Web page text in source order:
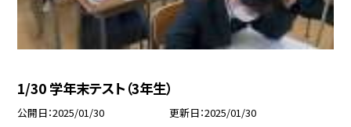
1/30 学年末テスト（3年生）
公開日 2025/01/30 更新日 2025/01/30